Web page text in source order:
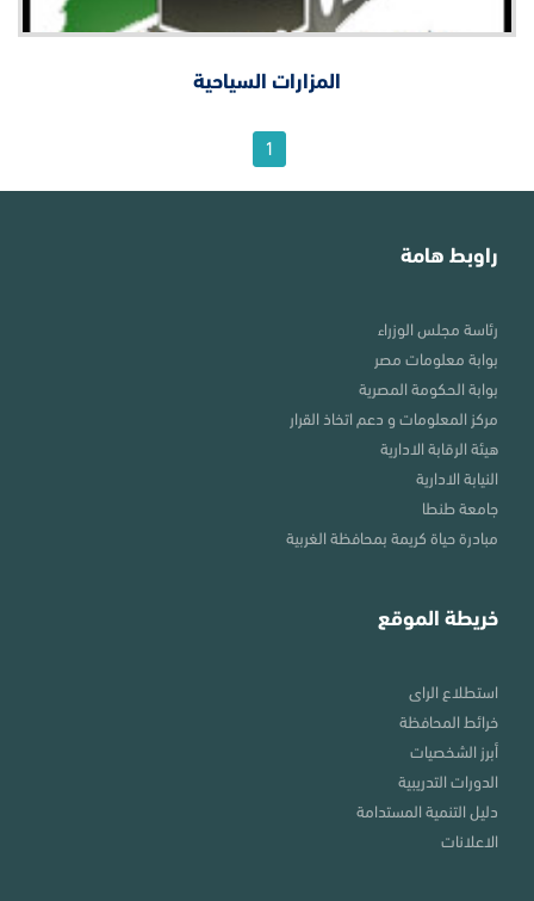
المزارات السياحية
1
راوبط هامة
رئاسة مجلس الوزراء
بوابة معلومات مصر
بوابة الحكومة المصرية
مركز المعلومات و دعم اتخاذ القرار
هيئة الرقابة الادارية
النيابة الادارية
جامعة طنطا
مبادرة حياة كريمة بمحافظة الغربية
خريطة الموقع
استطلاع الراى
خرائط المحافظة
أبرز الشخصيات
الدورات التدريبية
دليل التنمية المستدامة
الاعلانات